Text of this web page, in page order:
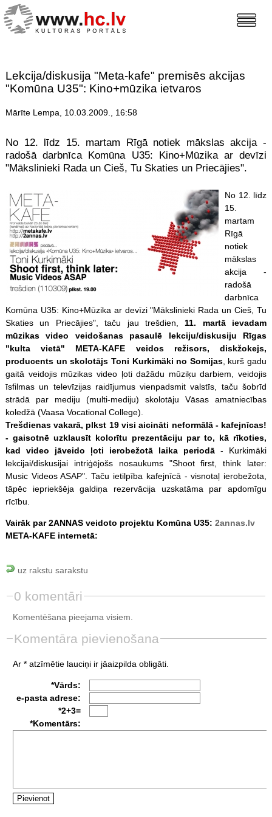
Lekcija/diskusija "Meta-kafe" premisēs akcijas
"Komūna U35": Kino+mūzika ietvaros
Mārīte Lempa, 10.03.2009., 16:58
No 12. līdz 15. martam Rīgā notiek mākslas akcija -
radošā darbnīca Komūna U35: Kino+Mūzika ar devīzi
"Mākslinieki Rada un Cieš, Tu Skaties un Priecājies".
No 12. līdz
15.
martam
Rīgā
notiek
mākslas
akcija -
radošā
darbnīca
Komūna U35: Kino+Mūzika ar devīzi "Mākslinieki Rada un Cieš, Tu
Skaties un Priecājies", taču jau trešdien, 11. martā ievadam
mūzikas video veidošanas pasaulē lekciju/diskusiju Rīgas
"kulta vietā" META-KAFE veidos režisors, diskžokejs,
producents un skolotājs Toni Kurkimäki no Somijas, kurš gadu
gaitā veidojis mūzikas video ļoti dažādu mūziķu darbiem, veidojis
īsfilmas un televīzijas raidījumus vienpadsmit valstīs, taču šobrīd
strādā par mediju (multi-mediju) skolotāju Vāsas amatniecības
koledžā (Vaasa Vocational College).
Trešdienas vakarā, plkst 19 visi aicināti neformālā - kafejnīcas!
- gaisotnē uzklausīt kolorītu prezentāciju par to, kā rīkoties,
kad video jāveido ļoti ierobežotā laika periodā - Kurkimäki
lekcijai/diskusijai intriģējošs nosaukums "Shoot first, think later:
Music Videos ASAP". Taču ietilpība kafejnīcā - visnotaļ ierobežota,
tāpēc iepriekšēja galdiņa rezervācija uzskatāma par apdomīgu
rīcību.
Vairāk par 2ANNAS veidoto projektu Komūna U35: 2annas.lv
META-KAFE internetā:
uz rakstu sarakstu
0 komentāri
Komentēšana pieejama visiem.
Komentāra pievienošana
Ar * atzīmētie lauciņi ir jāaizpilda obligāti.
*Vārds:
e-pasta adrese:
*2+3=
*Komentārs: